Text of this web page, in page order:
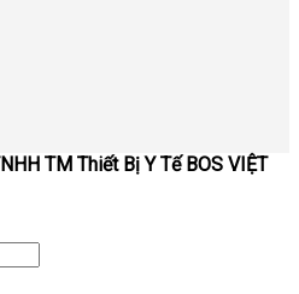
TM Thiết Bị Y Tế BOS VIỆT